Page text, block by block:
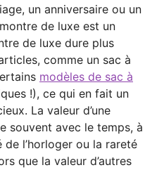
un anniversaire ou un
de luxe est un
de luxe dure plus
comme un sac à
modèles de sac à
!), ce qui en fait un
La valeur d’une
souvent avec le temps, à
l’horloger ou la rareté
que la valeur d’autres